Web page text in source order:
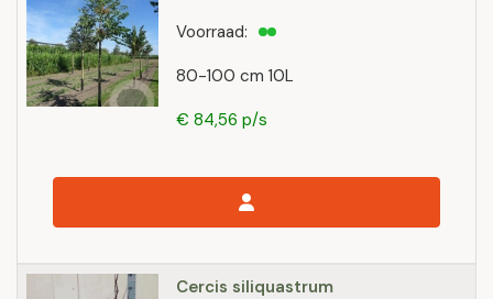
80-100 cm 10L
Voorraad:
€ 84,56 p/s
Cercis siliquastrum